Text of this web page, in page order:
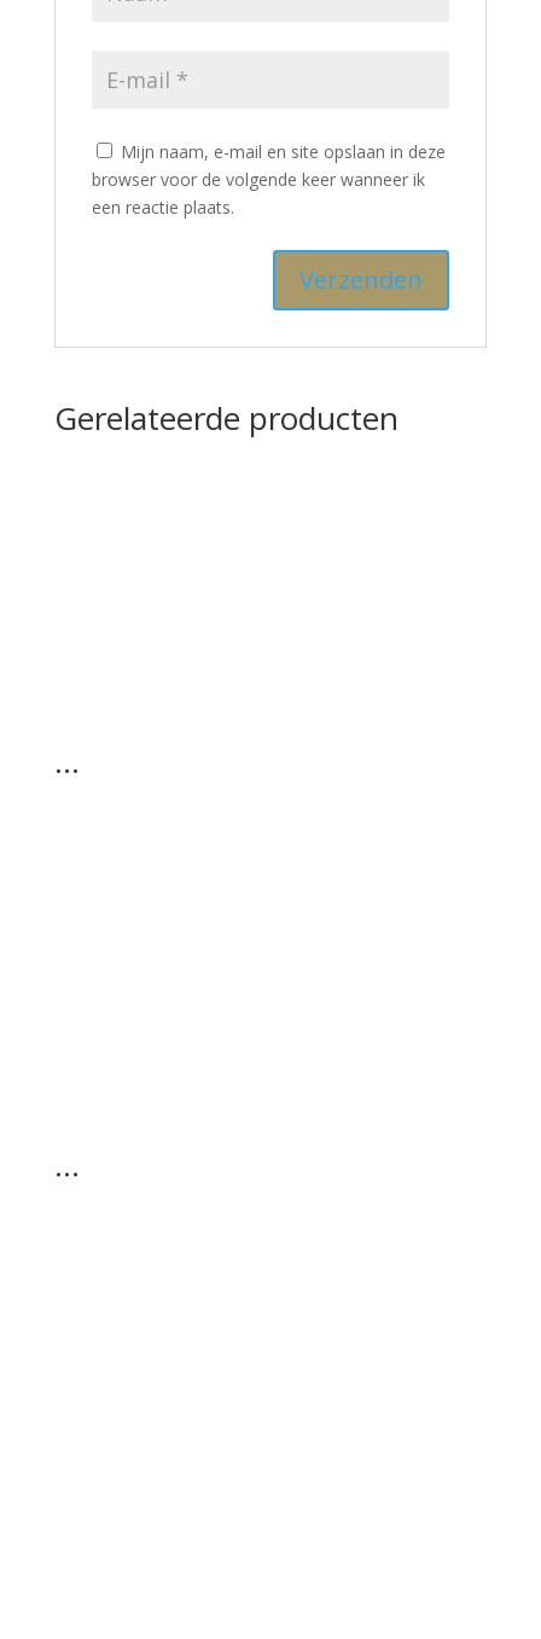
Mijn naam, e-mail en site opslaan in deze
browser voor de volgende keer wanneer ik
een reactie plaats.
Gerelateerde producten
…
…